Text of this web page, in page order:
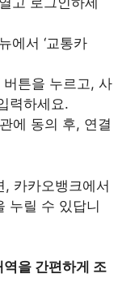
에서 ‘교통카
버튼을 누르고, 사
력하세요.
에 동의 후, 연결
카카오뱅크에서
누릴 수 있답니
을 간편하게 조